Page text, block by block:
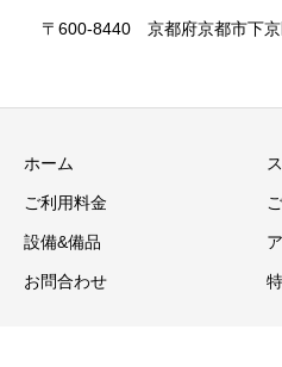
〒600-8440 京都府京都市下
ホーム
ご利用料金
設備&備品
お問合わせ